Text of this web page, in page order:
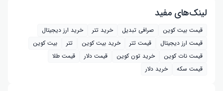
لینک‌های مفید
قیمت بیت کوین صرافی تبدیل خرید تتر
خرید ارز دیجیتال
قیمت ارز دیجیتال
قیمت تتر خرید بیت‌ کوین تتر
بیت کوین
قیمت نات کوین
خرید تون کوین قیمت دلار
قیمت طلا
قیمت سکه
خرید دلار